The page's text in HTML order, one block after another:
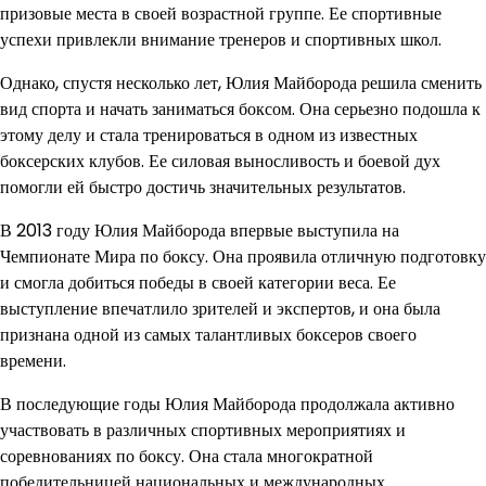
призовые места в своей возрастной группе. Ее спортивные
успехи привлекли внимание тренеров и спортивных школ.
Однако, спустя несколько лет, Юлия Майборода решила сменить
вид спорта и начать заниматься боксом. Она серьезно подошла к
этому делу и стала тренироваться в одном из известных
боксерских клубов. Ее силовая выносливость и боевой дух
помогли ей быстро достичь значительных результатов.
В 2013 году Юлия Майборода впервые выступила на
Чемпионате Мира по боксу. Она проявила отличную подготовку
и смогла добиться победы в своей категории веса. Ее
выступление впечатлило зрителей и экспертов, и она была
признана одной из самых талантливых боксеров своего
времени.
В последующие годы Юлия Майборода продолжала активно
участвовать в различных спортивных мероприятиях и
соревнованиях по боксу. Она стала многократной